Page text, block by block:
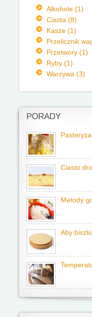
Alkohole (1)
Ciasta (8)
Kasze (1)
Przelicznik
Przetwory (1)
Ryby (1)
Warzywa (3)
PORADY
Ciasto
Metody
Aby